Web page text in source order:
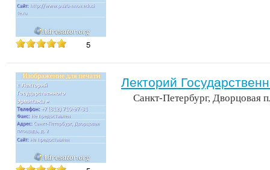
5
Лекторий
Санкт-Петербург, Дворцовая